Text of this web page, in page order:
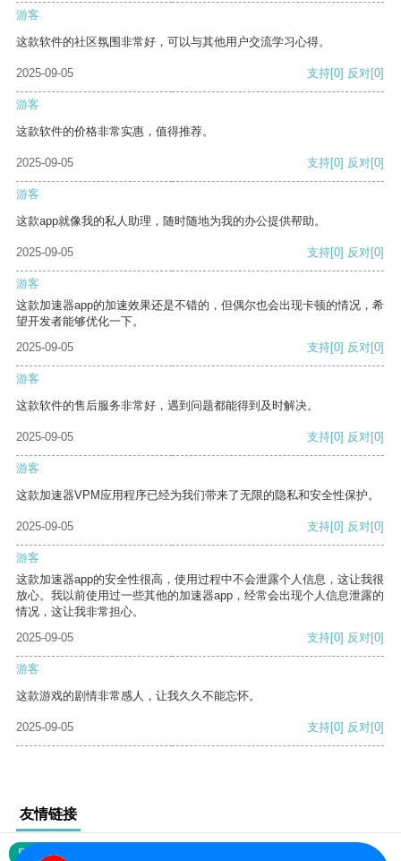
游客
这款软件的社区氛围非常好，可以与其他用户交流学习心得。
2025-09-05 支持[0] 反对[0]
游客
这款软件的价格非常实惠，值得推荐。
2025-09-05 支持[0] 反对[0]
游客
这款app就像我的私人助理，随时随地为我的办公提供帮助。
2025-09-05 支持[0] 反对[0]
游客
这款加速器app的加速效果还是不错的，但偶尔也会出现卡顿的情况，希
望开发者能够优化一下。
2025-09-05
支持[0] 反对[0]
游客
这款软件的售后服务非常好，遇到问题都能得到及时解决。
2025-09-05 支持[0] 反对[0]
游客
这款加速器VPM应用程序已经为我们带来了无限的隐私和安全性保护。
2025-09-05 支持[0] 反对[0]
游客
这款加速器app的安全性很高，使用过程中不会泄露个人信息，这让我很
放心。我以前使用过一些其他的加速器app，经常会出现个人信息泄露的
情况，这让我非常担心。
2025-09-05
支持[0] 反对[0]
游客
这款游戏的剧情非常感人，让我久久不能忘怀。
2025-09-05 支持[0] 反对[0]
友情链接
网站地图